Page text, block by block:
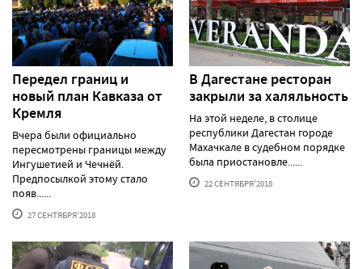
Передел границ и
новый план Кавказа от
Кремля
Вчера были официально
пересмотрены границы между
Ингушетией и Чечнёй.
Предпосылкой этому стало
появ......
27 СЕНТЯБРЯ'2018
В Дагестане ресторан
закрыли за халяльность
На этой неделе, в столице
республики Дагестан городе
Махачкале в судебном порядке
была приостановле......
22 СЕНТЯБРЯ'2018